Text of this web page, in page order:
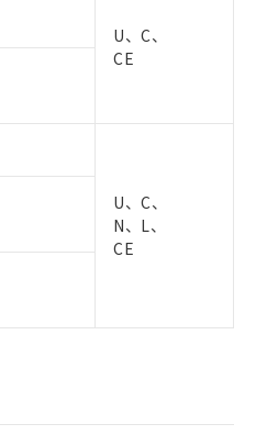
U、C、
CE
U、C、
N、L、
CE